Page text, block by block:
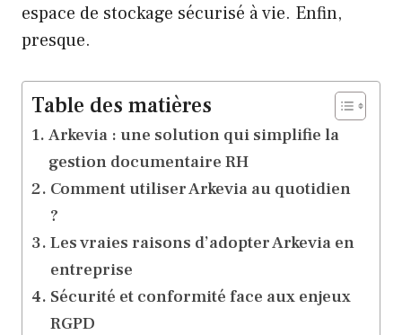
espace de stockage sécurisé à vie. Enfin,
presque.
Table des matières
Arkevia : une solution qui simplifie la
gestion documentaire RH
Comment utiliser Arkevia au quotidien
?
Les vraies raisons d’adopter Arkevia en
entreprise
Sécurité et conformité face aux enjeux
RGPD